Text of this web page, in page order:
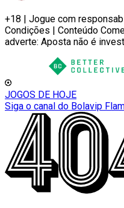
+18 | Jogue com
Condições | Conteúdo
adverte: Aposta não é
JOGOS DE HOJE
Siga o canal do Bolavip